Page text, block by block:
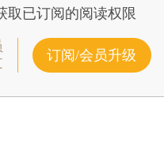
取已订阅的阅读权限
订阅/会员升级